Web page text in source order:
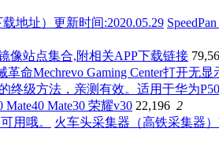
像站点集合,附相关APP下载链接
革命Mechrevo Gaming Center打开无
Mate30 荣耀v30 22,196 2
火车头采集器（高铁采集器